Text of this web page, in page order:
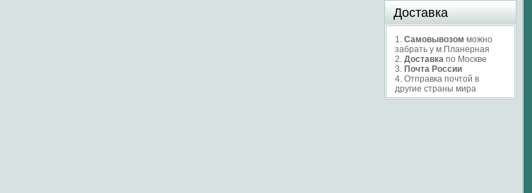
Доставка
1. Самовывозом можно
забрать у м.Планерная
2. Доставка по Москве
3. Почта России
4. Отправка почтой в
другие страны мира